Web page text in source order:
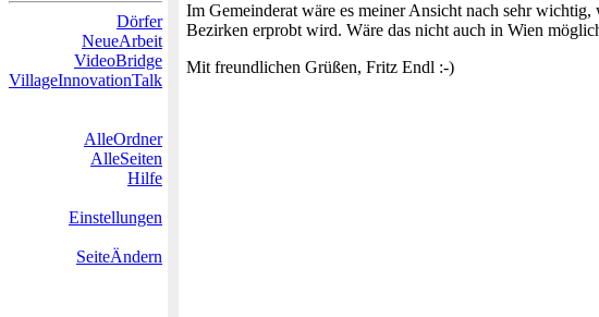
Dörfer
NeueArbeit
VideoBridge
VillageInnovationTalk
AlleOrdner
AlleSeiten
Hilfe
Einstellungen
SeiteÄndern
Im Gemeinderat wäre es meiner Ansicht nach sehr
Bezirken erprobt wird. Wäre das nicht auch in Wien
Mit freundlichen Grüßen, Fritz Endl :-)